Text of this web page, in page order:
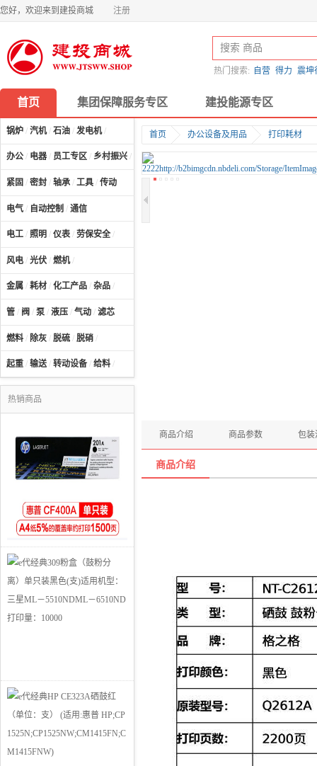
您好，欢迎来到建投商城 注册
热门搜索: 自营 得力 震坤
首页 集团保障服务专区 建投能源专区
锅炉 / 汽机/ 石油 / 发电机/
办公 / 电器 / 员工专区 / 乡村振兴 / 计算机及配件
紧固 / 密封 / 轴承 / 工具 / 传动
电气 / 自动控制 / 通信
电工 / 照明 / 仪表 / 劳保安全 /
风电 / 光伏 / 燃机/
金属 / 耗材 / 化工产品 / 杂品 /
管 / 阀 / 泵 / 液压 / 气动 / 滤芯
燃料 / 除灰 / 脱硫 / 脱硝 /
起重 / 输送/ 转动设备 / 给料 /
热销商品
首页 办公设备及用品 打印耗材
商品介绍 商品参数 包装
商品介绍